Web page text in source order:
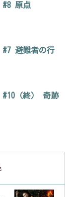
#8 原点
#7 避難者の行
#10（終） 奇跡